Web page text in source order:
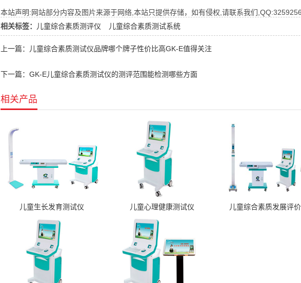
本站声明:网站部分内容及图片来源于网络,本站只提供存储，如有侵权,请联系我们
相关标签：
儿童综合素质测评仪 儿童综合素质测试系统
上一篇：儿童综合素质测试仪品牌哪个牌子性价比高GK-E值得关注
下一篇：GK-E儿童综合素质测试仪的测评范围能检测哪些方面
相关产品
儿童生长发育测试仪 儿童心理健康测试仪 儿童综合素质发展评